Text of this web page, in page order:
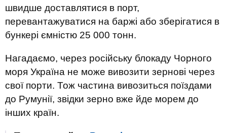
швидше доставлятися в порт,
перевантажуватися на баржі або зберігатися в
бункері ємністю 25 000 тонн.
Нагадаємо, через російську блокаду Чорного
моря Україна не може вивозити зернові через
свої порти. Тож частина вивозиться поїздами
до Румунії, звідки зерно вже йде морем до
інших країн.